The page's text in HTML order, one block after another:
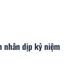
nhân dịp kỷ niệm